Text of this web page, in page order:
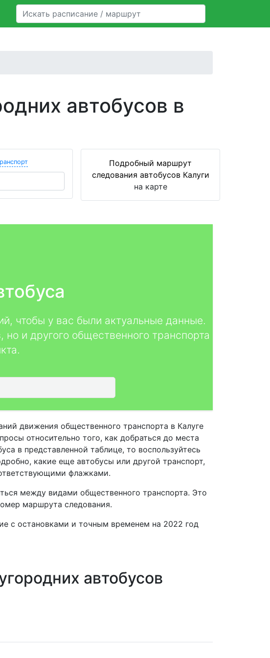
автобусов в
Подробный маршрут
следования автобусов Калуги
на карте
чтобы у вас были актуальные данные.
и другого общественного транспорта
движения общественного транспорта в Калуге
относительно того, как добраться до места
в представленной таблице, то воспользуйтесь
какие еще автобусы или другой транспорт,
флажками.
между видами общественного транспорта. Это
маршрута следования.
с остановками и точным временем на 2022 год
автобусов